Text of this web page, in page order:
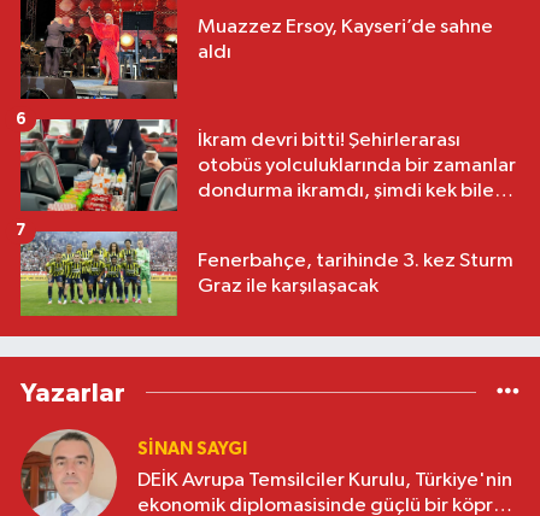
Muazzez Ersoy, Kayseri’de sahne
aldı
İkram devri bitti! Şehirlerarası
otobüs yolculuklarında bir zamanlar
dondurma ikramdı, şimdi kek bile
6
Fenerbahçe, tarihinde 3. kez Sturm
Graz ile karşılaşacak
7
Yazarlar
SINAN SAYGI
DEİK Avrupa Temsilciler Kurulu, Türkiye'nin
ekonomik diplomasisinde güçlü bir köprü